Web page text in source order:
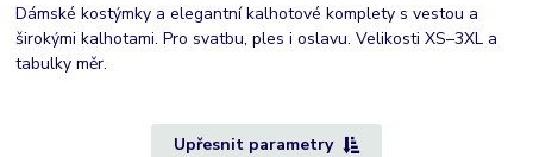
Dámské kostýmky a elegantní kalhotové komplety s vestou a
širokými kalhotami. Pro svatbu, ples i oslavu. Velikosti XS–3XL a
tabulky měr.
Upřesnit parametry